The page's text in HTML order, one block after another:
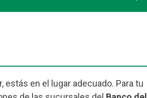
en el lugar adecuado. Para tu